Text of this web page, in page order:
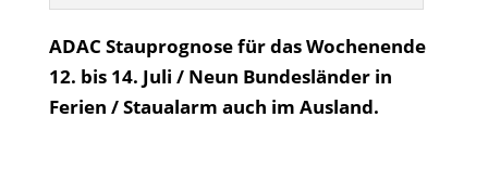
ADAC Stauprognose für das Wochenende
12. bis 14. Juli / Neun Bundesländer in
Ferien / Staualarm auch im Ausland.